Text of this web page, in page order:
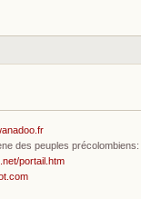
des peuples précolombiens:
portail.htm